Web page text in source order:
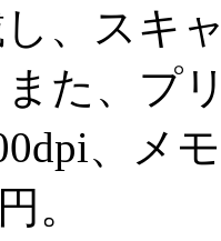
、スキ
た、プ
、メ
。